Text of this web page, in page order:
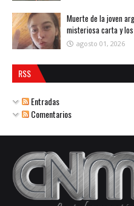
Muerte de la joven
misteriosa carta y
agosto 01, 2026
RSS
Entradas
Comentarios